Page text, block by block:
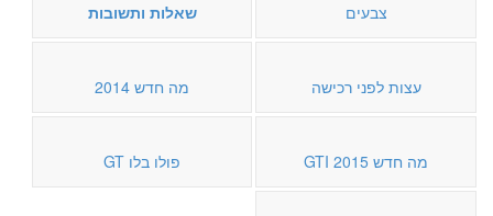
צבעים שאלות ותשובות
עצות לפני רכישה מה חדש 2014
מה חדש 2015 GTI פולו בלו GT